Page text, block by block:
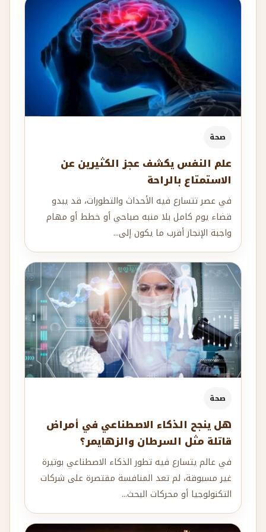
صحة
علم النفس يكشف عجز الكثيرين عن
الاستمتاع بالراحة
في عصر تتسارع فيه الأحداث والتطورات، قد يبدو
قضاء يوم كامل بلا منبه صباحي أو خطط أو مهام
واجبة الإنجاز أقرب ما يكون إلى...
صحة
هل ينجح الذكاء الاصطناعي في أمراض
قاتلة مثل السرطان والزهايمر؟
في عالم يتسارع فيه تطور الذكاء الاصطناعي بوتيرة
غير مسبوقة، لم تعد المنافسة مقتصرة على شركات
التكنولوجيا أو محركات البحث...